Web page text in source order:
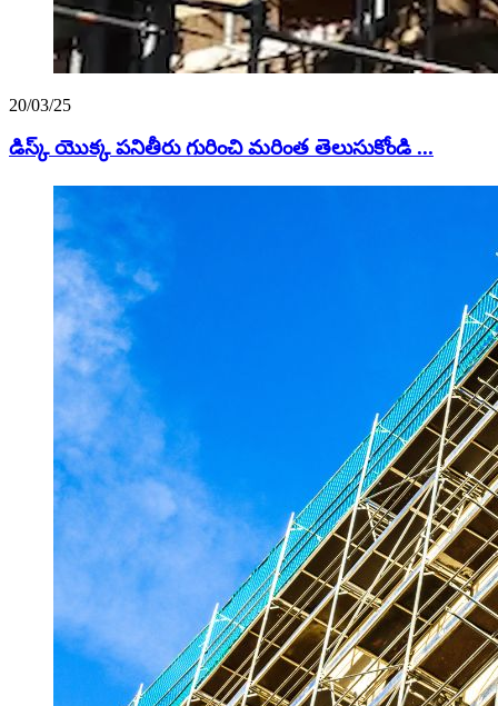
20/03/25
డిస్క్ యొక్క పనితీరు గురించి మరింత తెలుసుకోండి ...